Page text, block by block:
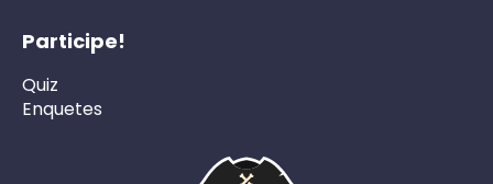
Participe!
Quiz
Enquetes